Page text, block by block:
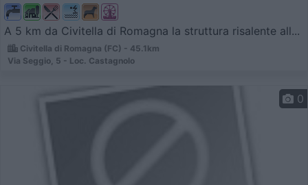
A 5 km da Civitella di Romagna la struttura risalente all...
Civitella di Romagna (FC) - 45.1km
Via Seggio, 5 - Loc. Castagnolo
0